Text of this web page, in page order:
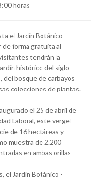
horas
el Jardín Botánico
forma gratuita al
tendrán la
histórico del siglo
del bosque de carbayos
colecciones de plantas.
el 25 de abril de
Laboral, este vergel
de 16 hectáreas y
muestra de 2.200
en ambas orillas
el Jardín Botánico -